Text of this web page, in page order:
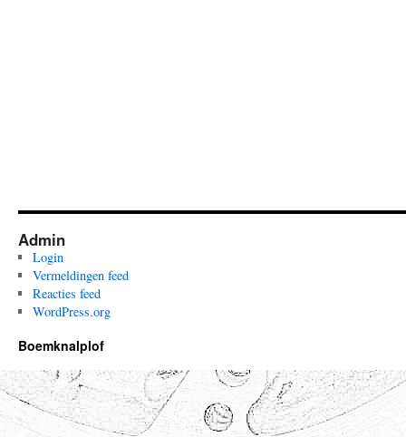
Admin
Login
Vermeldingen feed
Reacties feed
WordPress.org
Boemknalplof